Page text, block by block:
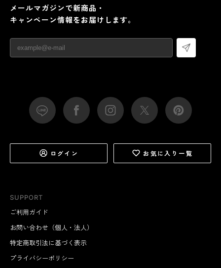
SUPPORT
ご利用ガイド
お問い合わせ（個人・法人）
特定商取引法に基づく表示
プライバシーポリシー
メールマガジンで新商品・
キャンペーン情報をお届けします。
ログイン お気に入り一覧